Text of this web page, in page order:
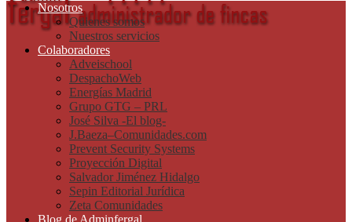
Nosotros
Quienes somos
Nuestros servicios
Colaboradores
Adveischool
DespachoWeb
Energías Madrid
Grupo GTG – PRL
José Silva -El blog-
J.Baeza–Comunidades.com
Prevent Security Systems
Proyección Digital
Salvador Jiménez Hidalgo
Sepin Editorial Jurídica
Zeta Comunidades